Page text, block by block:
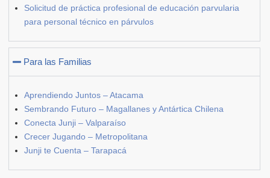
Solicitud de práctica profesional de educación parvularia
para personal técnico en párvulos
Para las Familias
Aprendiendo Juntos – Atacama
Sembrando Futuro – Magallanes y Antártica Chilena
Conecta Junji – Valparaíso
Crecer Jugando – Metropolitana
Junji te Cuenta – Tarapacá